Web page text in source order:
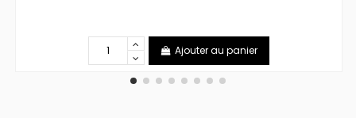
Ajouter au panier